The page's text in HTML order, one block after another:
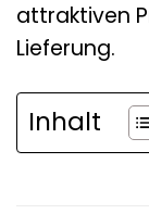
attraktiven
Lieferung.
Inhalt